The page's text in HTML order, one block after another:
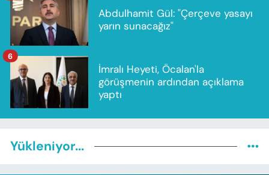
Abdulhamit Gül: "Çerçeve yasayı
yarın sunacağız"
İmralı Heyeti, Öcalan'la
görüşmenin ardından açıklama
yaptı
6
Yükleniyor...